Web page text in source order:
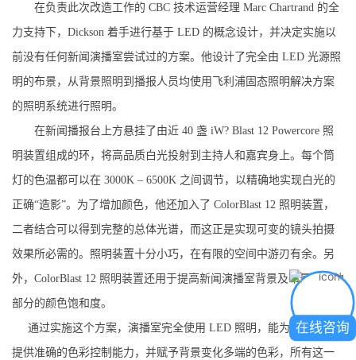
在负责此次改造工作的 CBC 技术运营经理 Marc Chartrand 的全
力支持下，Dickson 着手进行基于 LED 的概念设计，并决定实施以
前没有任何新闻演播室尝试过的方案。他设计了完全由 LED 光源照
明的布景，从背景照明到播报人员均使用飞利浦固态照明解决方案
的照明系统进行照明。
在新闻播报台上方悬挂了由近 40 盏 iW? Blast 12 Powercore 照
明装置组成的环，将高品质白光投射到主持人和嘉宾身上。每个筒
灯的色温都可以在 3000K – 6500K 之间调节，以精确地实现白光的
正确“造影”。为了增加颜色，他还加入了 ColorBlast 12 照明装置，
二者结合可以得到完整的总体光谱，而这正是实现可变的镜头拍摄
效果所必需的。照明装置十分小巧，在有限的空间中游刃有余。另
外，ColorBlast 12 照明装置还用于提高新闻演播室背景及布景的其他
部分的颜色饱和度。
通过实施这个方案，演播室完全使用 LED 照明，能为播放人员
提供准确的色彩控制能力，并赋予背景变化多端的色彩，所有这一
在线咨询